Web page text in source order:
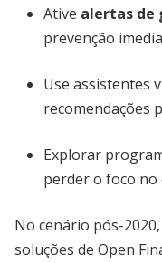
Ative alertas de
prevenção
Use assistentes
recomendações
Explorar
perder o foco no
No cenário pós-
soluções de Open